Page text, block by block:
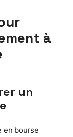
à
un
en bourse